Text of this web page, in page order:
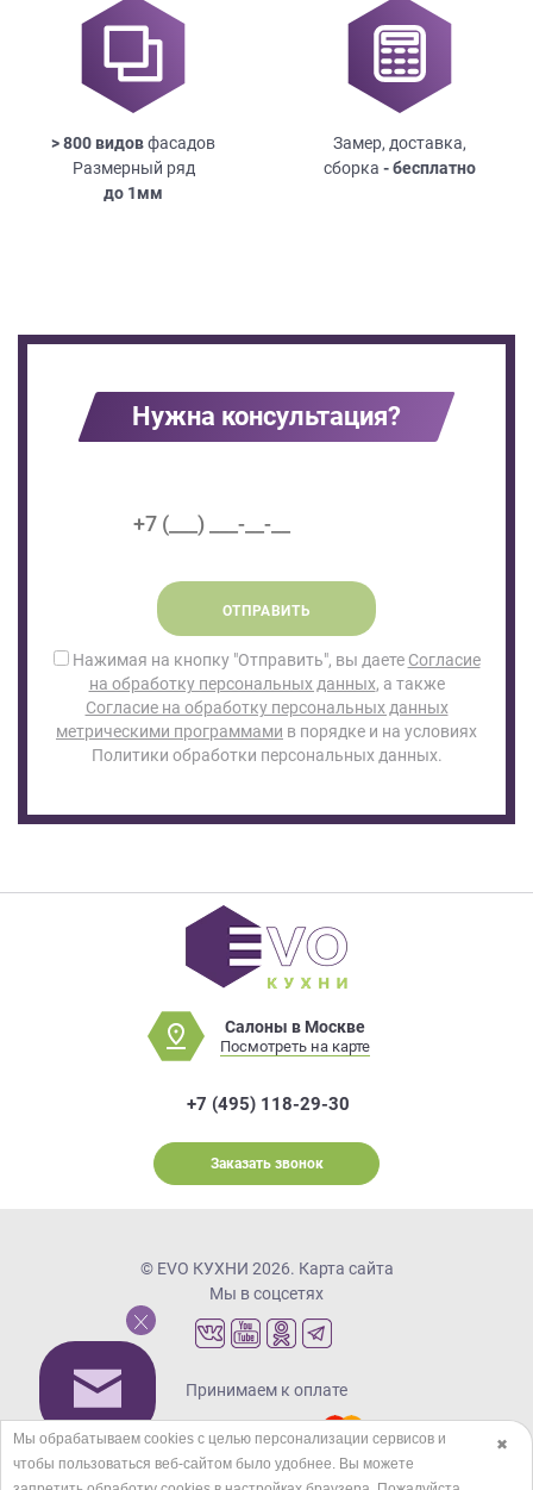
> 800 видовфасадов
Размерный ряд
до 1мм
Замер, доставка,
сборка - бесплатно
Нужна консультация?
ОТПРАВИТЬ
Нажимая на кнопку "Отправить", вы даете Согласие
на обработку персональных данных, а также
Согласие на обработку персональных данных
метрическими программами в порядке и на условиях
Политики обработки персональных данных.
Салоны в Москве
Посмотреть на карте
+7 (495) 118-29-30
Заказать звонок
© EVO КУХНИ 2026. Карта сайта
Мы в соцсетях
Принимаем к оплате
Кредиты и рассрочка
✖
Мы обрабатываем cookies с целью персонализации сервисов и
чтобы пользоваться веб-сайтом было удобнее. Вы можете